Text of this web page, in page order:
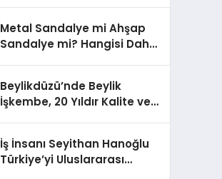
Metal Sandalye mi Ahşap
Sandalye mi? Hangisi Daha
Beylikdüzü’nde Beylik
İşkembe, 20 Yıldır Kalite ve
İş İnsanı Seyithan Hanoğlu
Türkiye’yi Uluslararası